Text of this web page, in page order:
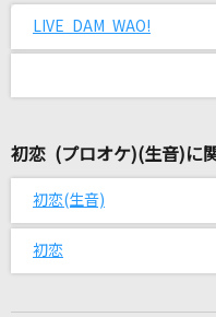
秦 基博
NMB48
口移しのチョコレー
島人ぬ宝
LIVE DAM WAO!
初恋 (プロオケ)(生音)に
初恋(生音)
初恋